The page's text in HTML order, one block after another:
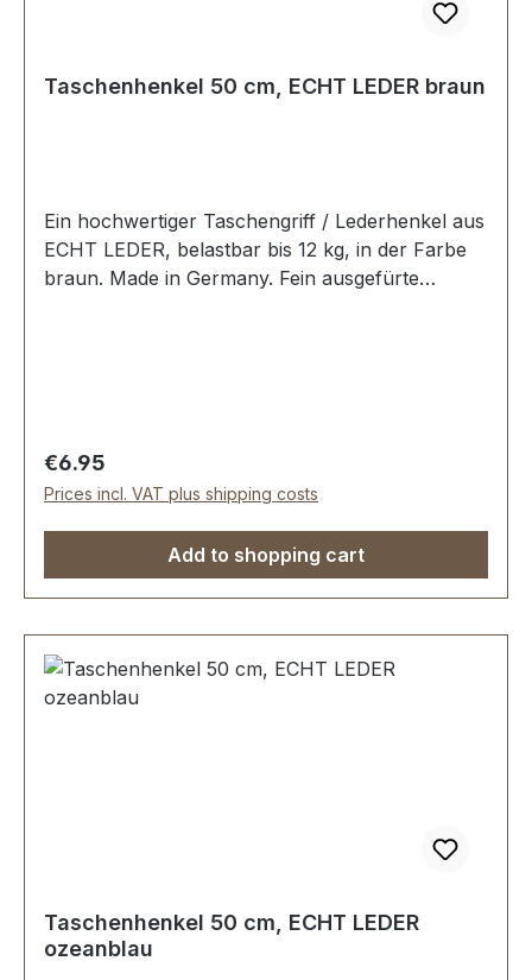
Taschenhenkel 50 cm, ECHT LEDER braun
Ein hochwertiger Taschengriff / Lederhenkel aus
ECHT LEDER, belastbar bis 12 kg, in der Farbe
braun. Made in Germany. Fein ausgefürte
Regular price:
€6.95
Prices incl. VAT plus shipping costs
Add to shopping cart
Taschenhenkel 50 cm, ECHT LEDER
ozeanblau